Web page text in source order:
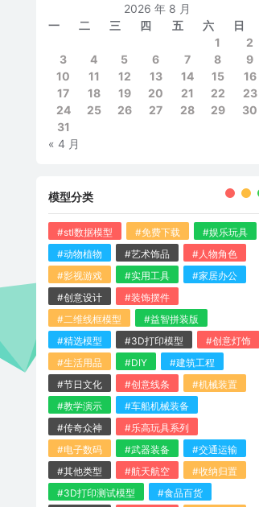
2026 年 8 月
一
二 三 四 五 六
日
1
2
3
4 5 6 7 8
9
10
11 12 13 14 15
16
17
18 19 20 21 22
23
24
25 26 27 28 29
30
31
« 4 月
模型分类
#stl数据模型 #免费下载
#娱乐玩具
#动物植物
#艺术饰品
#人物角色
#影视游戏
#实用工具
#家居办公
#创意设计
#装饰摆件
#二维线框模型
#益智拼装版
#精选模型
#3D打印模型
#创意灯饰
#生活用品
#DIY
#建筑工程
#节日文化
#创意线条
#机械装置
#教学演示
#车船机械装备
#传奇众神
#乐高玩具系列
#电子数码
#武器装备
#交通运输
#其他类型
#航天航空
#收纳归置
#3D打印测试模型
#食品百货